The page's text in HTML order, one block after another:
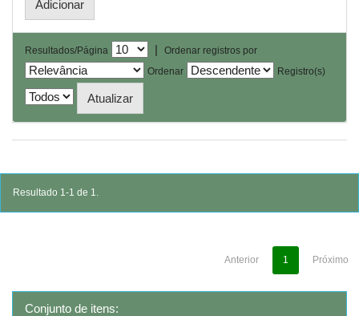
Resultados/Página |
Ordenar registros por
Ordenar
Registro(s)
Resultado 1-1 de 1.
Anterior 1 Próximo
Conjunto de itens: